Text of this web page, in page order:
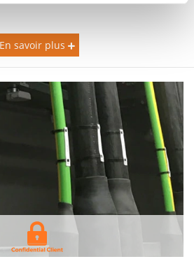
En savoir plus